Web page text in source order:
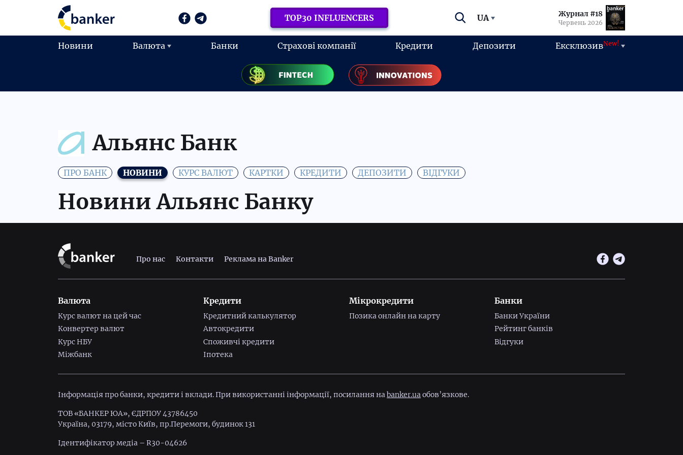
TOP30 INFLUENCERS UA Журнал #18
Червень 2026
Новини Валюта Банки Страхові компанії Кредити Депозити ЕксклюзивNew!
Альянс Банк
ПРО БАНК НОВИНИ КУРС ВАЛЮТ КАРТКИ КРЕДИТИ ДЕПОЗИТИ ВІДГУКИ
Новини Альянс Банку
Про нас Контакти Реклама на Banker
Валюта
Курс валют на цей час
Конвертер валют
Курс НБУ
Міжбанк
Кредити
Кредитний калькулятор
Автокредити
Споживчі кредити
Іпотека
Мікрокредити
Позика онлайн на карту
Банки
Банки України
Рейтинг банків
Відгуки
Інформація про банки, кредити і вклади. При використанні інформації, посилання наbanker.uaобов’язкове.
ТОВ «БАНКЕР ЮА», ЄДРПОУ 43786450
Україна, 03179, місто Київ, пр.Перемоги, будинок 131
Ідентифiкатор медiа – R30-04626